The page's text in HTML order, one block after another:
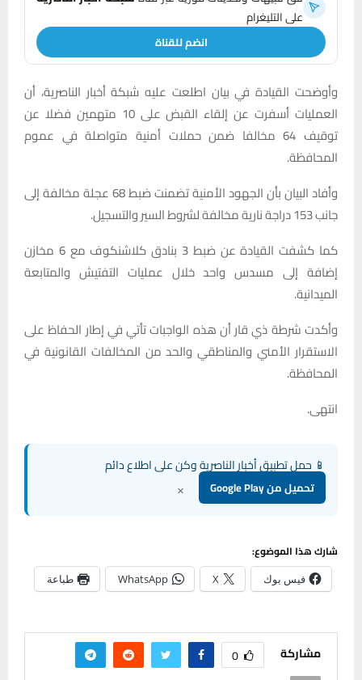
على التليغرام
انضم للقناة
وأوضحت القيادة في بيان اطلعت عليه شبكة أخبار الناصرية، أن
العمليات أسفرت عن إلقاء القبض على 10 متهمين فضلا عن
توقيف 64 مخالفا ضمن حملات أمنية متواصلة في عموم
المحافظة.
وأفاد البيان بأن الجهود الأمنية تضمنت ضبط 68 عجلة مخالفة إلى
جانب 153 دراجة نارية مخالفة لشروط السير والتسجيل.
كما كشفت القيادة عن ضبط 3 بنادق كلاشنكوف مع 6 مخازن
إضافة إلى مسدس واحد خلال عمليات التفتيش والمتابعة
الميدانية.
وأكدت شرطة ذي قار أن هذه الواجبات تأتي في إطار الحفاظ على
الاستقرار الأمني والمناطقي والحد من المخالفات القانونية في
المحافظة.
انتهى.
📱 حمل تطبيق أخبار الناصرية وكن على اطلاع دائم
تحميل من Google Play ×
شارك هذا الموضوع:
فيس بوك X
WhatsApp طباعة
مشاركة 0